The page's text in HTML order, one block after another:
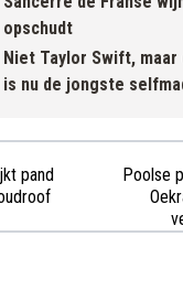
opschudt
Niet Taylor Swift, maar
is nu de jongste
pand
Poolse